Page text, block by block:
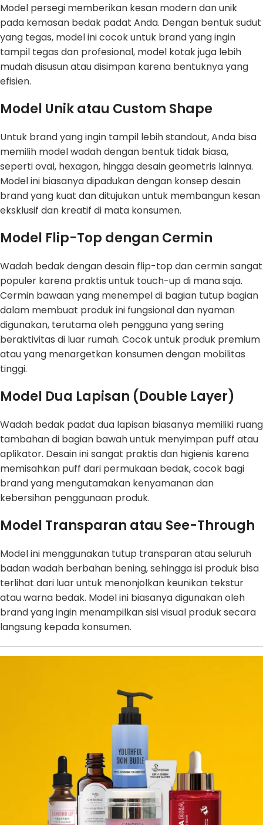
Model persegi memberikan kesan modern dan unik
pada kemasan bedak padat Anda. Dengan bentuk sudut
yang tegas, model ini cocok untuk brand yang ingin
tampil tegas dan profesional, model kotak juga lebih
mudah disusun atau disimpan karena bentuknya yang
efisien.
Model Unik atau Custom Shape
Untuk brand yang ingin tampil lebih standout, Anda bisa
memilih model wadah dengan bentuk tidak biasa,
seperti oval, hexagon, hingga desain geometris lainnya.
Model ini biasanya dipadukan dengan konsep desain
brand yang kuat dan ditujukan untuk membangun kesan
eksklusif dan kreatif di mata konsumen.
Model Flip-Top dengan Cermin
Wadah bedak dengan desain flip-top dan cermin sangat
populer karena praktis untuk touch-up di mana saja.
Cermin bawaan yang menempel di bagian tutup bagian
dalam membuat produk ini fungsional dan nyaman
digunakan, terutama oleh pengguna yang sering
beraktivitas di luar rumah. Cocok untuk produk premium
atau yang menargetkan konsumen dengan mobilitas
tinggi.
Model Dua Lapisan (Double Layer)
Wadah bedak padat dua lapisan biasanya memiliki ruang
tambahan di bagian bawah untuk menyimpan puff atau
aplikator. Desain ini sangat praktis dan higienis karena
memisahkan puff dari permukaan bedak, cocok bagi
brand yang mengutamakan kenyamanan dan
kebersihan penggunaan produk.
Model Transparan atau See-Through
Model ini menggunakan tutup transparan atau seluruh
badan wadah berbahan bening, sehingga isi produk bisa
terlihat dari luar untuk menonjolkan keunikan tekstur
atau warna bedak. Model ini biasanya digunakan oleh
brand yang ingin menampilkan sisi visual produk secara
langsung kepada konsumen.